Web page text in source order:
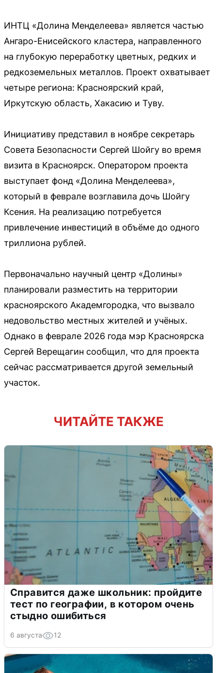
ИНТЦ «Долина Менделеева» является частью
Ангаро-Енисейского кластера, направленного
на глубокую переработку цветных, редких и
редкоземельных металлов. Проект охватывает
четыре региона: Красноярский край,
Иркутскую область, Хакасию и Туву.
Инициативу представил в ноябре секретарь
Совета Безопасности Сергей Шойгу во время
визита в Красноярск. Оператором проекта
выступает фонд «Долина Менделеева»,
который в феврале возглавила дочь Шойгу
Ксения. На реализацию потребуется
привлечение инвестиций в объёме до одного
триллиона рублей.
Первоначально научный центр «Долины»
планировали разместить на территории
красноярского Академгородка, что вызвало
недовольство местных жителей и учёных.
Однако в феврале 2026 года мэр Красноярска
Сергей Верещагин сообщил, что для проекта
сейчас рассматривается другой земельный
участок.
ЧИТАЙТЕ ТАКЖЕ
Справится даже школьник: пройдите
тест по географии, в котором очень
стыдно ошибиться
6 августа 12